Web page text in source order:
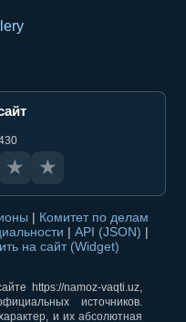
★ ★
| Комитет по делам
| API (JSON) |
на сайт (Widget)
https://namoz-vaqti.uz,
источников.
и их абсолютная